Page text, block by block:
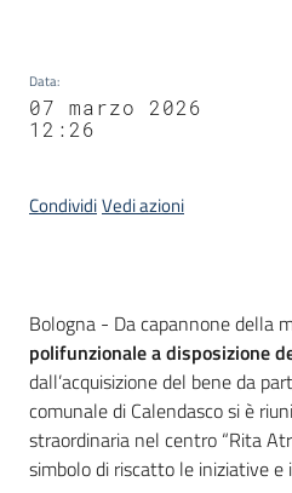
Data:
07 marzo 2026
12:26
CondividiVedi azioni
Contenuto
Bologna - Da capannone della
polifunzionale a disposizione
dall’acquisizione del bene da
comunale di Calendasco si è
straordinaria nel centro “Rita
simbolo di riscatto le iniziative e